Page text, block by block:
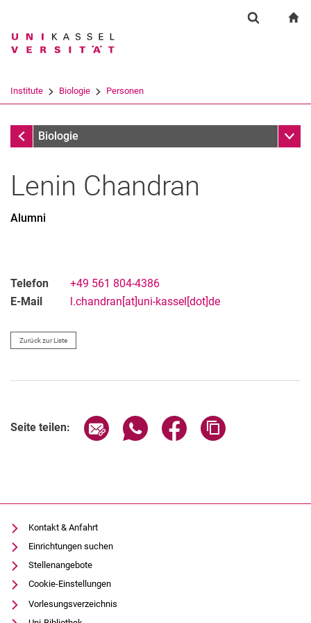
Springe direkt zu: Inhalt
Springe direkt zu: Suche
Springe direkt zu:
Suchbegriff
Suchen (öffnet externen Link in einem
Institute Biologie Personen
Personen
Biologie
Lenin Chandran
Alumni
Telefon
+49 561 804-4386
E-Mail
l.chandran[at]uni-kassel[dot]de
Zurück zur Liste
Seite teilen: Seite über E-Mail teilen
Seite über WhatsApp teilen
Seite über Facebook
Kontakt & Anfahrt
Einrichtungen suchen
Stellenangebote
Cookie-Einstellungen
Vorlesungsverzeichnis